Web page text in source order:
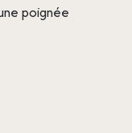
poignée